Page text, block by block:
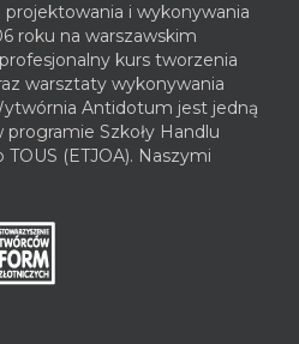
projektowania i wykonywania
roku na warszawskim
kurs tworzenia
warsztaty wykonywania
Antidotum jest jedną
Szkoły Handlu
(ETJOA). Naszymi